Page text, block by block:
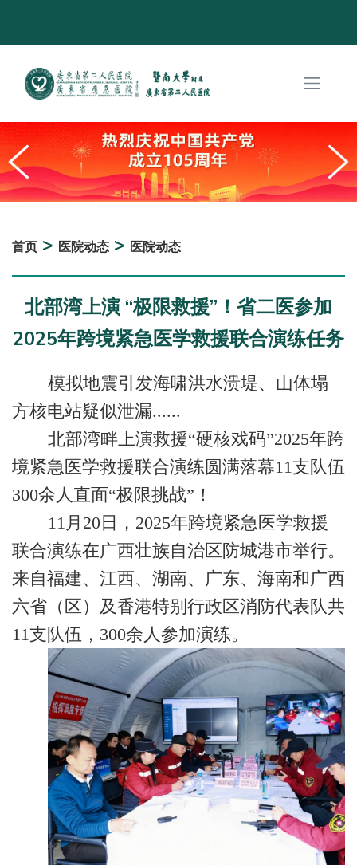
首页 > 医院动态 > 医院动态
北部湾上演 “极限救援”！省二医参加
2025年跨境紧急医学救援联合演练任务
模拟地震引发海啸洪水溃堤、山体塌
方核电站疑似泄漏......
北部湾畔上演救援“硬核戏码”2025年跨
境紧急医学救援联合演练圆满落幕11支队伍
300余人直面“极限挑战”！
11月20日，2025年跨境紧急医学救援
联合演练在广西壮族自治区防城港市举行。
来自福建、江西、湖南、广东、海南和广西
六省（区）及香港特别行政区消防代表队共
11支队伍，300余人参加演练。